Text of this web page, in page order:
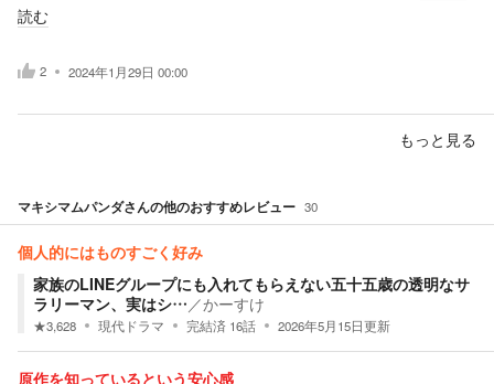
読む
2 2024年1月29日 00:00
もっと見る
マキシマムパンダさんの他のおすすめレビュー 30
個人的にはものすごく好み
家族のLINEグループにも入れてもらえない五十五歳の透明なサ
ラリーマン、実はシ… ／かーすけ
★3,628 現代ドラマ 完結済 16話 2026年5月15日更新
原作を知っているという安心感